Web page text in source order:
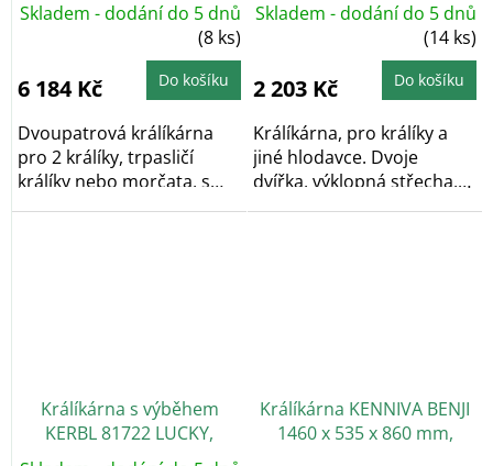
Skladem - dodání do 5 dnů
(8 ks)
6 184 Kč Do košíku
Dvoupatrová králíkárna
pro 2 králíky, trpasličí
králíky nebo morčata, s
vyjímatelnými...
Skladem - dodání do 5 dnů
(14 ks)
2 203 Kč Do košíku
Králíkárna, pro králíky a
jiné hlodavce. Dvoje
dvířka, výklopná střecha,
vyjímatelný...
Králíkárna s výběhem
KERBL 81722 LUCKY,
115x65x100 cm
Králíkárna KENNIVA BENJI
1460 x 535 x 860 mm,